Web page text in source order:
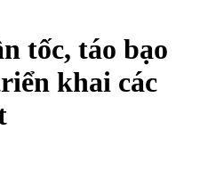
tốc, táo bạo
khai các